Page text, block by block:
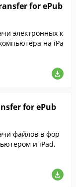
for ePub
электронных к
на iPa
for ePub
файлов в фор
и iPad.